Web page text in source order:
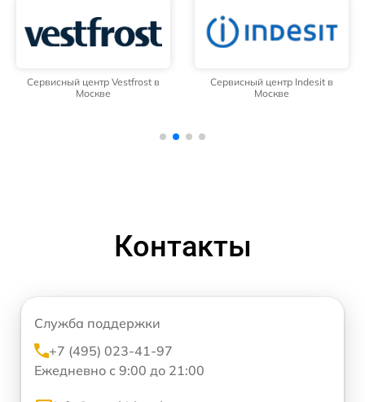
Сервисный центр Vestfrost в
Москве
Сервисный центр Indesit в
Москве
Контакты
Служба поддержки
+7 (495) 023-41-97
Ежедневно с 9:00 до 21:00